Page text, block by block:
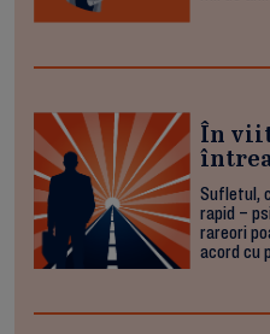
În
Sufletul,
rapid –
rareori
acord cu